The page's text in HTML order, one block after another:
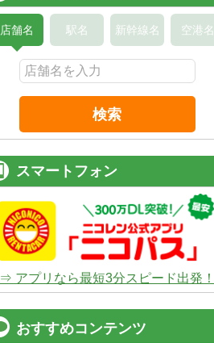
店舗名 駅名 新幹線名 空港名
検索
スマートフォン
⇒ アプリなら最短3分スピード出発！
おすすめコンテンツ